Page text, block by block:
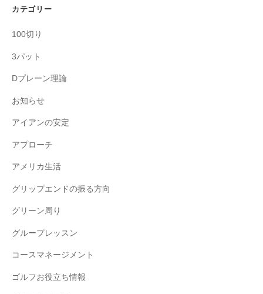
カテゴリー
100切り
3パット
Dプレーン理論
お知らせ
アイアンの安定
アプローチ
アメリカ生活
グリップエンドの振る方向
グリーン周り
グループレッスン
コースマネージメント
ゴルフお役立ち情報